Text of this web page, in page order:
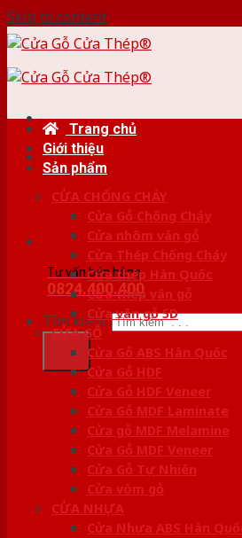
Skip to content
Tư vấn bán hàng
0824.400.400
Tìm kiếm:
Trang chủ
Giới thiệu
Sản phẩm
CỬA CHỐNG CHÁY
Cửa Gỗ Chống Cháy
Cửa nhôm vân gỗ
Cửa Thép Chống Cháy
Cửa thép Hàn Quốc
Cửa thép vân gỗ
Cửa vân gỗ 5D
CỬA GỖ
Cửa Gỗ ABS Hàn Quốc
Cửa Gỗ HDF
Cửa Gỗ HDF Veneer
Cửa Gỗ MDF Laminate
Cửa gỗ MDF Melamine
Cửa Gỗ MDF Veneer
Cửa Gỗ Tự Nhiên
Cửa vòm gỗ
CỬA NHỰA
Cửa Nhựa ABS Hàn